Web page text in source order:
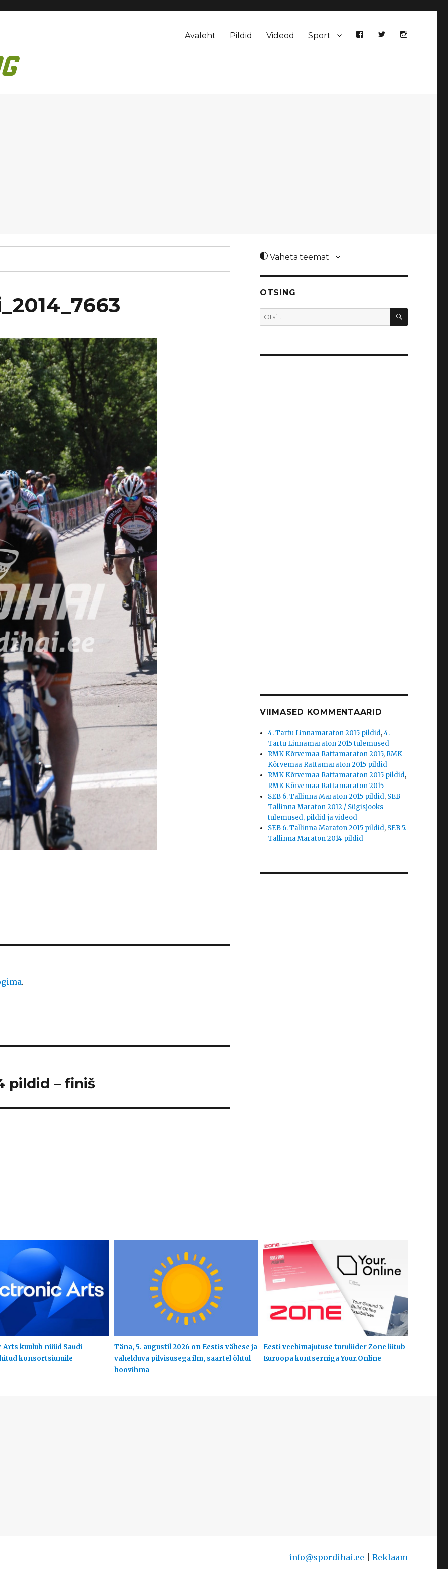
Avaleht Pildid Videod Sport
.
pildid – finiš
Vaheta teemat
OTSING
Otsi: OTSI
VIIMASED KOMMENTAARID
4. Tartu Linnamaraton 2015 pildid,4.
Tartu Linnamaraton 2015 tulemused
RMK Kõrvemaa Rattamaraton 2015, RMK
Kõrvemaa Rattamaraton 2015 pildid
RMK Kõrvemaa Rattamaraton 2015 pildid,
RMK Kõrvemaa Rattamaraton 2015
SEB 6. Tallinna Maraton 2015 pildid, SEB
Tallinna Maraton 2012 / Sügisjooks
tulemused, pildid ja videod
SEB 6. Tallinna Maraton 2015 pildid, SEB 5.
Tallinna Maraton 2014 pildid
Arts kuulub nüüd Saudi
konsortsiumile
Täna, 5. augustil 2026 on Eestis vähese ja
vahelduva pilvisusega ilm, saartel õhtul
hoovihma
Eesti veebimajutuse turuliider Zone liitub
Euroopa kontserniga Your.Online
info@spordihai.ee Reklaam